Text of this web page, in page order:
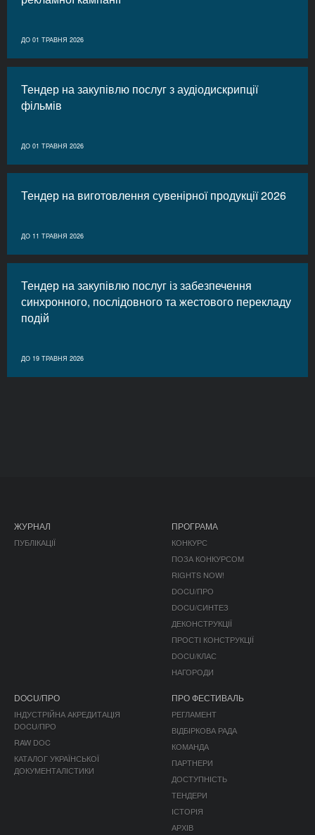
ДО 01 ТРАВНЯ 2026
Тендер на закупівлю послуг з аудіодискрипції
фільмів
ДО 01 ТРАВНЯ 2026
Тендер на виготовлення сувенірної продукції 2026
ДО 11 ТРАВНЯ 2026
Тендер на закупівлю послуг із забезпечення
синхронного, послідовного та жестового перекладу
подій
ДО 19 ТРАВНЯ 2026
ЖУРНАЛ
ПУБЛІКАЦІЇ
ПРОГРАМА
КОНКУРС
ПОЗА КОНКУРСОМ
RIGHTS NOW!
DOCU/ПРО
DOCU/СИНТЕЗ
ДЕКОНСТРУКЦІЇ
ПРОСТІ КОНСТРУКЦІЇ
DOCU/КЛАС
НАГОРОДИ
DOCU/ПРО
ІНДУСТРІЙНА АКРЕДИТАЦІЯ
DOCU/ПРО
RAW DOC
КАТАЛОГ УКРАЇНСЬКОЇ
ДОКУМЕНТАЛІСТИКИ
ПРО ФЕСТИВАЛЬ
РЕГЛАМЕНТ
ВІДБІРКОВА РАДА
КОМАНДА
ПАРТНЕРИ
ДОСТУПНІСТЬ
ТЕНДЕРИ
ІСТОРІЯ
АРХІВ